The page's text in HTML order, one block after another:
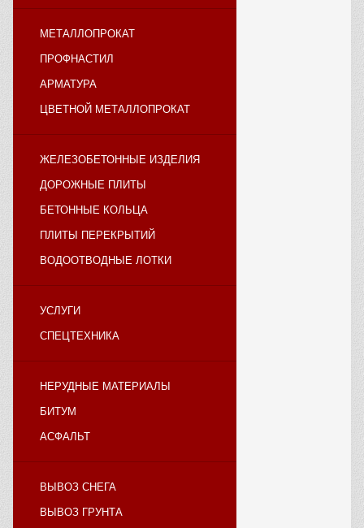
МЕТАЛЛОПРОКАТ
ПРОФНАСТИЛ
АРМАТУРА
ЦВЕТНОЙ МЕТАЛЛОПРОКАТ
ЖЕЛЕЗОБЕТОННЫЕ ИЗДЕЛИЯ
ДОРОЖНЫЕ ПЛИТЫ
БЕТОННЫЕ КОЛЬЦА
ПЛИТЫ ПЕРЕКРЫТИЙ
ВОДООТВОДНЫЕ ЛОТКИ
УСЛУГИ
СПЕЦТЕХНИКА
НЕРУДНЫЕ МАТЕРИАЛЫ
БИТУМ
АСФАЛЬТ
ВЫВОЗ СНЕГА
ВЫВОЗ ГРУНТА